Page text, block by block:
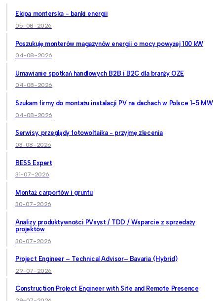
Ekipa monterska - banki energii
05-08-2026
Poszukuję monterów magazynów energii o mocy powyżej 100 kW
04-08-2026
Umawianie spotkań handlowych B2B i B2C dla branży OZE
04-08-2026
Szukam firmy do montażu instalacji PV na dachach w Polsce 1-5 MW
04-08-2026
Serwisy, przeglądy fotowoltaika - przyjmę zlecenia
03-08-2026
BESS Expert
31-07-2026
Montaż carportów i gruntu
30-07-2026
Analizy produktywności PVsyst / TDD / Wsparcie z sprzedaży
projektów
30-07-2026
Project Engineer – Technical Advisor– Bavaria (Hybrid)
29-07-2026
Construction Project Engineer with Site and Remote Presence